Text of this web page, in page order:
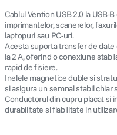
Cablul Vention USB 2.0 la
imprimantelor, scanerelor,
laptopuri sau PC-uri.
Acesta suporta transfer de date
la 2 A, oferind o conexiune
rapid de fisiere.
Inelele magnetice duble si
si asigura un semnal stabil chiar
Conductorul din cupru placat si
durabilitate si fiabilitate in